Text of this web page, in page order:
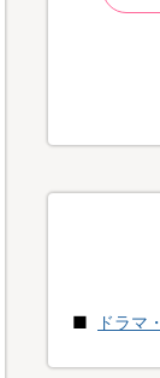
ドラマ